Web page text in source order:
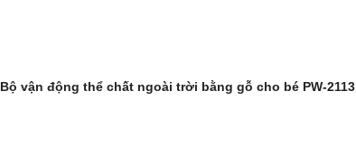
Bộ vận động thể chất ngoài trời bằng gỗ cho bé PW-2113